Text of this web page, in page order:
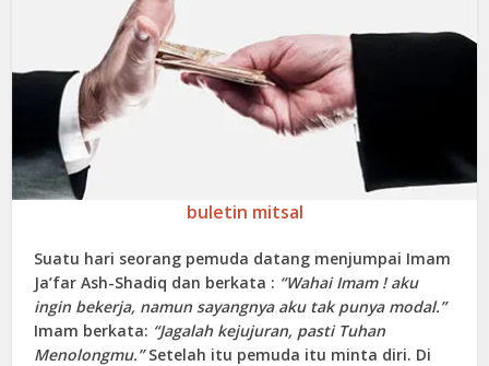
buletin mitsal
Suatu hari seorang pemuda datang menjumpai Imam
Ja’far Ash-Shadiq dan berkata : “Wahai Imam ! aku
ingin bekerja, namun sayangnya aku tak punya modal.”
Imam berkata: “Jagalah kejujuran, pasti Tuhan
Menolongmu.”Setelah itu pemuda itu minta diri. Di